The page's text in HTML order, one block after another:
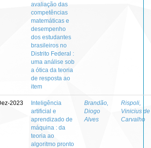
avaliação das
competências
matemáticas e
desempenho
dos estudantes
brasileiros no
Distrito Federal :
uma análise sob
a ótica da teoria
de resposta ao
item
2023
Inteligência
artificial e
aprendizado de
máquina : da
teoria ao
algoritmo pronto
Brandão,
Diogo
Alves
Rispoli,
Vinicius de
Carvalho